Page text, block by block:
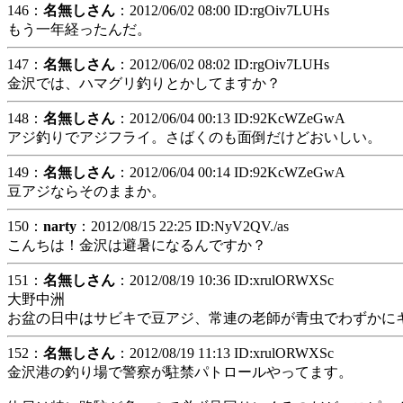
146： 名無しさん ：2012/06/02 08:00 ID:rgOiv7LUHs
もう一年経ったんだ。
147： 名無しさん ：2012/06/02 08:02 ID:rgOiv7LUHs
金沢では、ハマグリ釣りとかしてますか？
148： 名無しさん ：2012/06/04 00:13 ID:92KcWZeGwA
アジ釣りでアジフライ。さばくのも面倒だけどおいしい。
149： 名無しさん ：2012/06/04 00:14 ID:92KcWZeGwA
豆アジならそのままか。
150： narty ：2012/08/15 22:25 ID:NyV2QV./as
こんちは！金沢は避暑になるんですか？
151： 名無しさん ：2012/08/19 10:36 ID:xrulORWXSc
大野中洲
お盆の日中はサビキで豆アジ、常連の老師が青虫でわずかに
152： 名無しさん ：2012/08/19 11:13 ID:xrulORWXSc
金沢港の釣り場で警察が駐禁パトロールやってます。